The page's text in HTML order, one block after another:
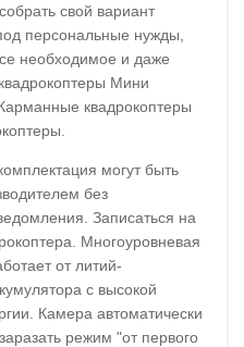
свой вариант
персональные нужды,
необходимое и даже
Мини
квадрокоптеры
могут быть
без
Записаться на
Многоуровневая
от литий-
с высокой
Камера автоматически
режим "от первого